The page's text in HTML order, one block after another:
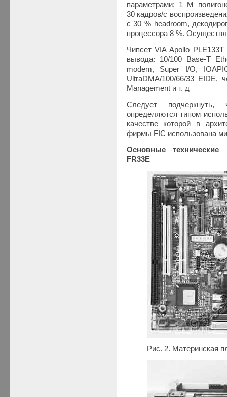
параметрами: 1 M
30 кадров/с
c 30 % headroom,
процессора 8 %.
Чипсет VIA Apollo
вывода: 10/100 Base-T
modem, Super I/O,
UltraDMA/100/66/33 EIDE,
Management и т. д
Следует подчеркнуть,
определяются типом
качестве которой в
фирмы FIC использована
Основные технические
FR33E
Рис. 2. Материнская